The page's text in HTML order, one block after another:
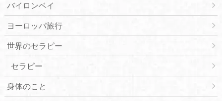
バイロンベイ
ヨーロッパ旅行
世界のセラピー
セラピー
身体のこと